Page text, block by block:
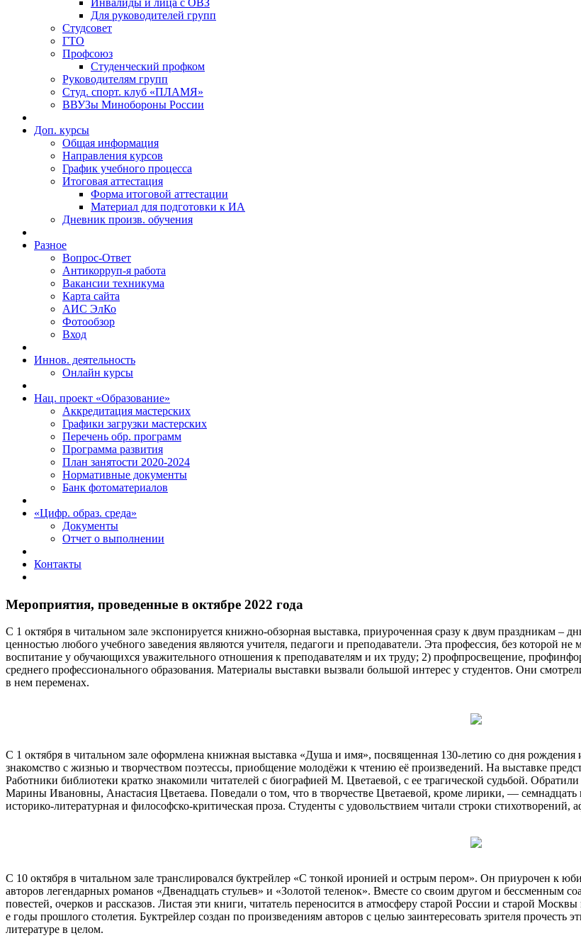
Инвалиды и лица с ОВЗ
Для руководителей групп
Студсовет
ГТО
Профсоюз
Студенческий профком
Руководителям групп
Студ. спорт. клуб «ПЛАМЯ»
ВВУЗы Минобороны России
Доп. курсы
Общая информация
Направления курсов
График учебного процесса
Итоговая аттестация
Форма итоговой аттестации
Материал для подготовки к ИА
Дневник произв. обучения
Разное
Вопрос-Ответ
Антикорруп-я работа
Вакансии техникума
Карта сайта
АИС ЭлКо
Фотообзор
Вход
Иннов. деятельность
Онлайн курсы
Нац. проект «Образование»
Аккредитация мастерских
Графики загрузки мастерских
Перечень обр. программ
Программа развития
План занятости 2020-2024
Нормативные документы
Банк фотоматериалов
«Цифр. образ. среда»
Документы
Отчет о выполнении
Контакты
Мероприятия, проведенные в октябре 2022 года
С 1 октября в читальном зале экспонируется книжно-обзорная выставка, приуроченная сразу к двум праздникам
ценностью любого учебного заведения являются учителя, педагоги и преподаватели. Эта профессия, без которой
воспитание у обучающихся уважительного отношения к преподавателям и их труду; 2) профпросвещение,
среднего профессионального образования. Материалы выставки вызвали большой интерес у студентов. Они
в нем переменах.
С 1 октября в читальном зале оформлена книжная выставка «Душа и имя», посвященная 130-летию со дня
знакомство с жизнью и творчеством поэтессы, приобщение молодёжи к чтению её произведений. На выставке
Работники библиотеки кратко знакомили читателей с биографией М. Цветаевой, с ее трагической судьбой.
Марины Ивановны, Анастасия Цветаева. Поведали о том, что в творчестве Цветаевой, кроме лирики, — семнадцать
историко-литературная и философско-критическая проза. Студенты с удовольствием читали строки
С 10 октября в читальном зале транслировался буктрейлер «С тонкой иронией и острым пером». Он приурочен
авторов легендарных романов «Двенадцать стульев» и «Золотой теленок». Вместе со своим другом и бессменным
повестей, очерков и рассказов. Листая эти книги, читатель переносится в атмосферу старой России и старой
е годы прошлого столетия. Буктрейлер создан по произведениям авторов с целью заинтересовать зрителя прочесть
литературе в целом.